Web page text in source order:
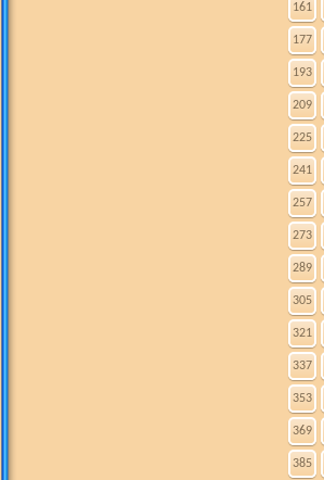
161
177
193
209
225
241
257
273
289
305
321
337
353
369
385